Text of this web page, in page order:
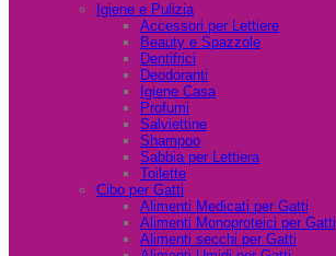
Igiene e Pulizia
Accessori per Lettiere
Beauty e Spazzole
Dentifrici
Deodoranti
Igiene Casa
Profumi
Salviettine
Shampoo
Sabbia per Lettiera
Toilette
Cibo per Gatti
Alimenti Medicati per Gatti
Alimenti Monoproteici per Gatti
Alimenti secchi per Gatti